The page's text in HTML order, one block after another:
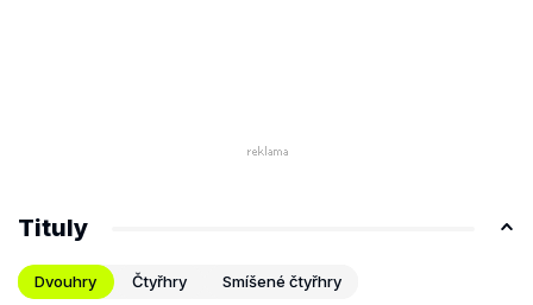
Tituly
Dvouhry Čtyřhry Smíšené čtyřhry